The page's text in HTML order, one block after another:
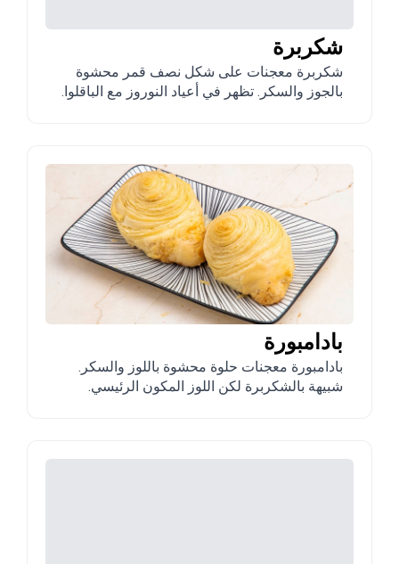
شكربرة
شكربرة معجنات على شكل نصف قمر محشوة
بالجوز والسكر. تظهر في أعياد النوروز مع الباقلوا.
بادامبورة
بادامبورة معجنات حلوة محشوة باللوز والسكر.
شبيهة بالشكربرة لكن اللوز المكون الرئيسي.